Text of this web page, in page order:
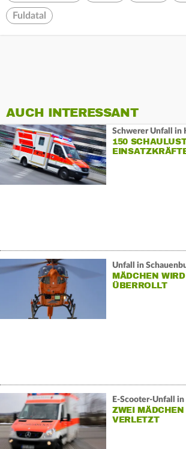
Fuldatal
AUCH INTERESSANT
Schwerer Unfall in
150
Unfall in
MÄDCHEN
ÜBERROLLT
E-Scooter-Unfall in
ZWEI MÄDCHEN
VERLETZT